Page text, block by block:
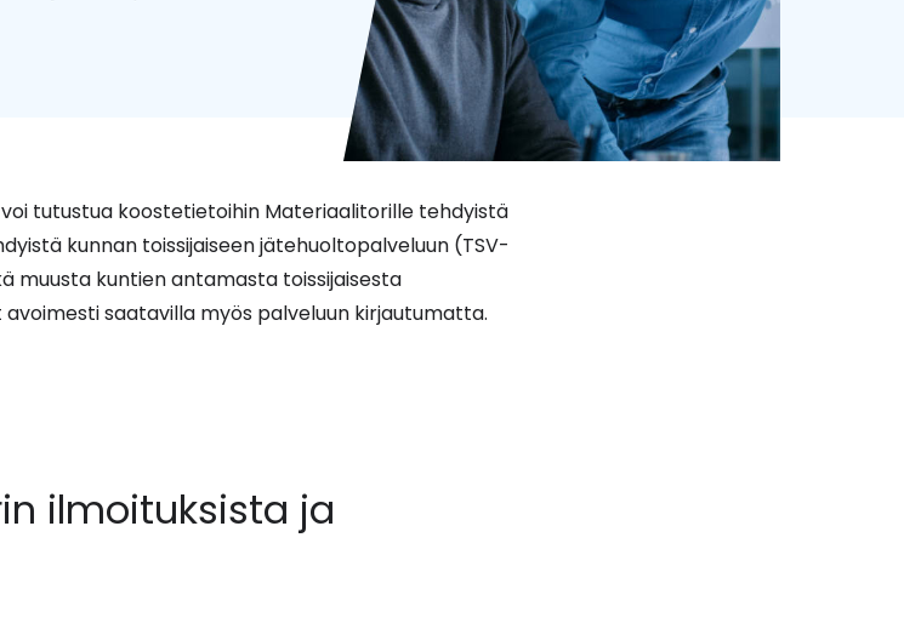
voi tutustua koostetietoihin Materiaalitorille tehdyistä
kunnan toissijaiseen jätehuoltopalveluun (TSV-
muusta kuntien antamasta toissijaisesta
saatavilla myös palveluun kirjautumatta.
ilmoituksista ja